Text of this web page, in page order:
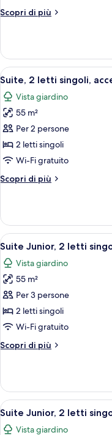
letto
Scopri di più
Altri
Junior,
letto
Apri
tutte
le
foto
per
Suite,
2
singoli,
disabili
7
Suite, 2 letti singoli,
Vista giardino
55 m²
Per 2 persone
2 letti singoli
Wi-Fi gratuito
Scopri di più
Altri
2
letti
singoli,
ai
disabili
Apri
tutte
le
foto
per
Suite
Junior,
letti
15
Suite Junior, 2 letti
Vista giardino
55 m²
Per 3 persone
2 letti singoli
Wi-Fi gratuito
Scopri di più
Altri
Junior,
letti
(Garden)
Apri
tutte
16
Suite Junior, 2 letti
Vista giardino